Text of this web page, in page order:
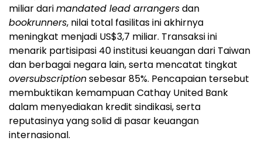
miliar darimandated lead arrangersdan
bookrunners, nilai total fasilitas ini akhirnya
meningkat menjadi US$3,7 miliar. Transaksi ini
menarik partisipasi 40 institusi keuangan dari Taiwan
dan berbagai negara lain, serta mencatat tingkat
oversubscriptionsebesar 85%. Pencapaian tersebut
membuktikan kemampuan Cathay United Bank
dalam menyediakan kredit sindikasi, serta
reputasinya yang solid di pasar keuangan
internasional.